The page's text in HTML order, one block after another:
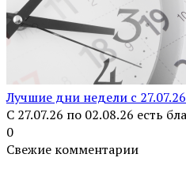
Лучшие дни недели с
С 27.07.26 по 02.08.26 есть
0
Свежие комментарии